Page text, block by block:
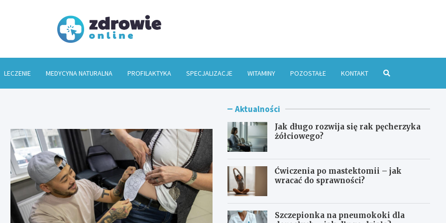
LECZENIE MEDYCYNA NATURALNA PROFILAKTYKA SPECJALIZACJE WITAMINY POZOSTAŁE KONTAKT
Aktualności
Jak długo rozwija się rak pęcherzyka
żółciowego?
Ćwiczenia po mastektomii – jak
wracać do sprawności?
Szczepionka na pneumokoki dla